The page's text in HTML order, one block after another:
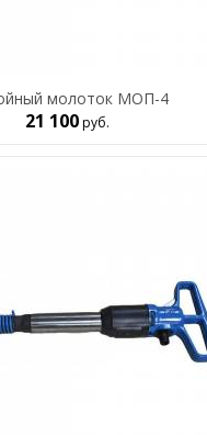
молоток МОП-4
21 100руб.